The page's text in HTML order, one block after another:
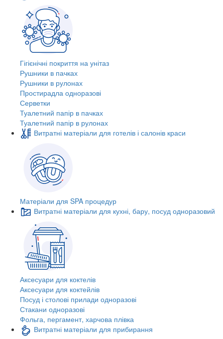
Гігієнічні покриття на унітаз
Рушники в пачках
Рушники в рулонах
Простирадла одноразові
Серветки
Туалетний папір в пачках
Туалетний папір в рулонах
Витратні матеріали для готелів і салонів краси
Матеріали для SPA процедур
Витратні матеріали для кухні, бару, посуд одноразовий
Аксесуари для коктелів
Аксесуари для коктейлів
Посуд і столові прилади одноразові
Стакани одноразові
Фольга, пергамент, харчова плівка
Витратні матеріали для прибирання